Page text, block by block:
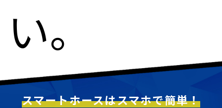
い。
スマートホースはスマホで簡単！